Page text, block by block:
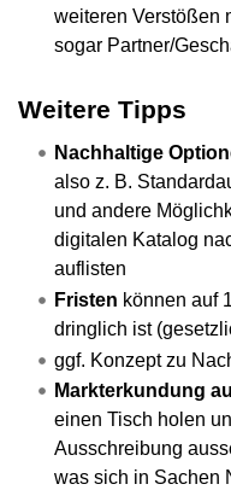
weiteren Verstößen
sogar Partner/
Weitere Tipps
Nachhaltige
also z. B.
und andere
digitalen Katalog
auflisten
Fristen können auf
dringlich ist
ggf. Konzept zu
Markterkundung
einen Tisch holen
Ausschreibung
was sich in Sachen